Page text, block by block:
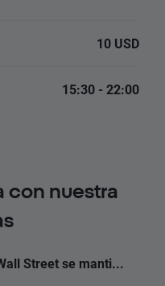
10 USD
15:30 - 22:00
con nuestra
Street se manti...